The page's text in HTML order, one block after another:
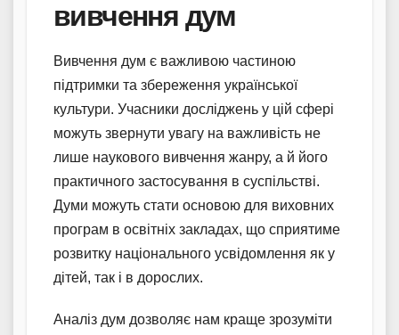
вивчення дум
Вивчення дум є важливою частиною
підтримки та збереження української
культури. Учасники досліджень у цій сфері
можуть звернути увагу на важливість не
лише наукового вивчення жанру, а й його
практичного застосування в суспільстві.
Думи можуть стати основою для виховних
програм в освітніх закладах, що сприятиме
розвитку національного усвідомлення як у
дітей, так і в дорослих.
Аналіз дум дозволяє нам краще зрозуміти